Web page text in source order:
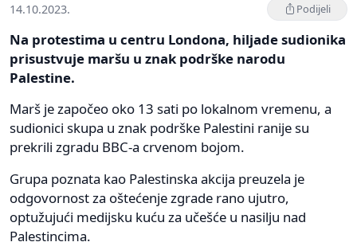
14.10.2023. Podijeli
Na protestima u centru Londona, hiljade sudionika
prisustvuje maršu u znak podrške narodu
Palestine.
Marš je započeo oko 13 sati po lokalnom vremenu, a
sudionici skupa u znak podrške Palestini ranije su
prekrili zgradu BBC-a crvenom bojom.
Grupa poznata kao Palestinska akcija preuzela je
odgovornost za oštećenje zgrade rano ujutro,
optužujući medijsku kuću za učešće u nasilju nad
Palestincima.